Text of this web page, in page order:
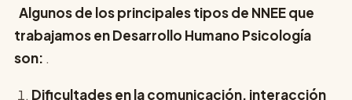
Algunos de los principales tipos de NNEE que
trabajamos en Desarrollo Humano Psicología
son: .
Dificultades en la comunicación, interacción